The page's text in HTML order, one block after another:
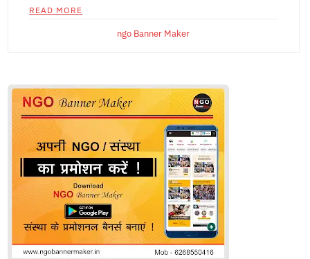
READ MORE
ngo Banner Maker